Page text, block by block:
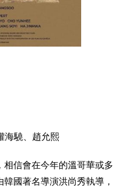
海驍、趙允熙
信會在今年的溫哥華或多
國著名導演洪尚秀執導，